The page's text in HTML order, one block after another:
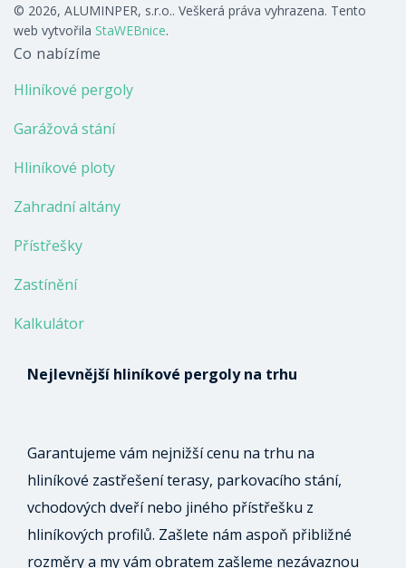
© 2026, ALUMINPER, s.r.o.. Veškerá práva vyhrazena. Tento
web vytvořila StaWEBnice.
Co nabízíme
Hliníkové pergoly
Garážová stání
Hliníkové ploty
Zahradní altány
Přístřešky
Zastínění
Kalkulátor
Nejlevnější hliníkové pergoly na trhu
Garantujeme vám nejnižší cenu na trhu na
hliníkové zastřešení terasy, parkovacího stání,
vchodových dveří nebo jiného přístřešku z
hliníkových profilů. Zašlete nám aspoň přibližné
rozměry a my vám obratem zašleme nezávaznou